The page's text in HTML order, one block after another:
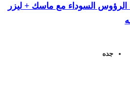
السوداء مع ماسك + ليزر
جده